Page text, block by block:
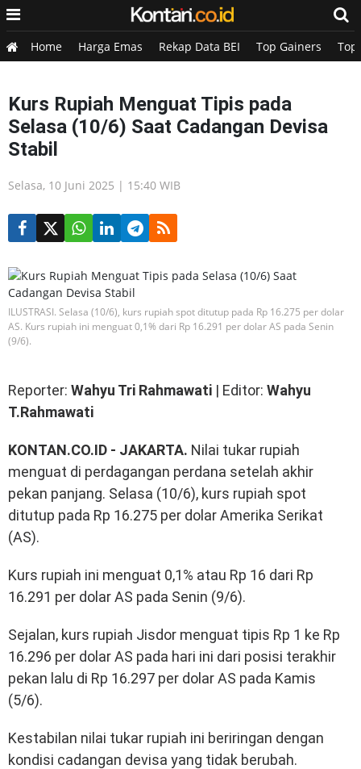
Home Harga Emas Rekap Data BEI Top Gainers Top
Kurs Rupiah Menguat Tipis pada
Selasa (10/6) Saat Cadangan Devisa
Stabil
Selasa, 10 Juni 2025 | 15:40 WIB
ILUSTRASI. Selasa (10/6), kurs rupiah spot ditutup pada Rp 16.275 per dolar
AS. Kurs rupiah ini menguat 0,1% dari Rp 16.291 per dolar AS pada Senin
(9/6).
Reporter: Wahyu Tri Rahmawati | Editor: Wahyu
T.Rahmawati
KONTAN.CO.ID - JAKARTA. Nilai tukar rupiah
menguat di perdagangan perdana setelah akhir
pekan panjang. Selasa (10/6), kurs rupiah spot
ditutup pada Rp 16.275 per dolar Amerika Serikat
(AS).
Kurs rupiah ini menguat 0,1% atau Rp 16 dari Rp
16.291 per dolar AS pada Senin (9/6).
Sejalan, kurs rupiah Jisdor menguat tipis Rp 1 ke Rp
16.296 per dolar AS pada hari ini dari posisi terakhir
pekan lalu di Rp 16.297 per dolar AS pada Kamis
(5/6).
Kestabilan nilai tukar rupiah ini beriringan dengan
kondisi cadangan devisa yang tidak berubah.